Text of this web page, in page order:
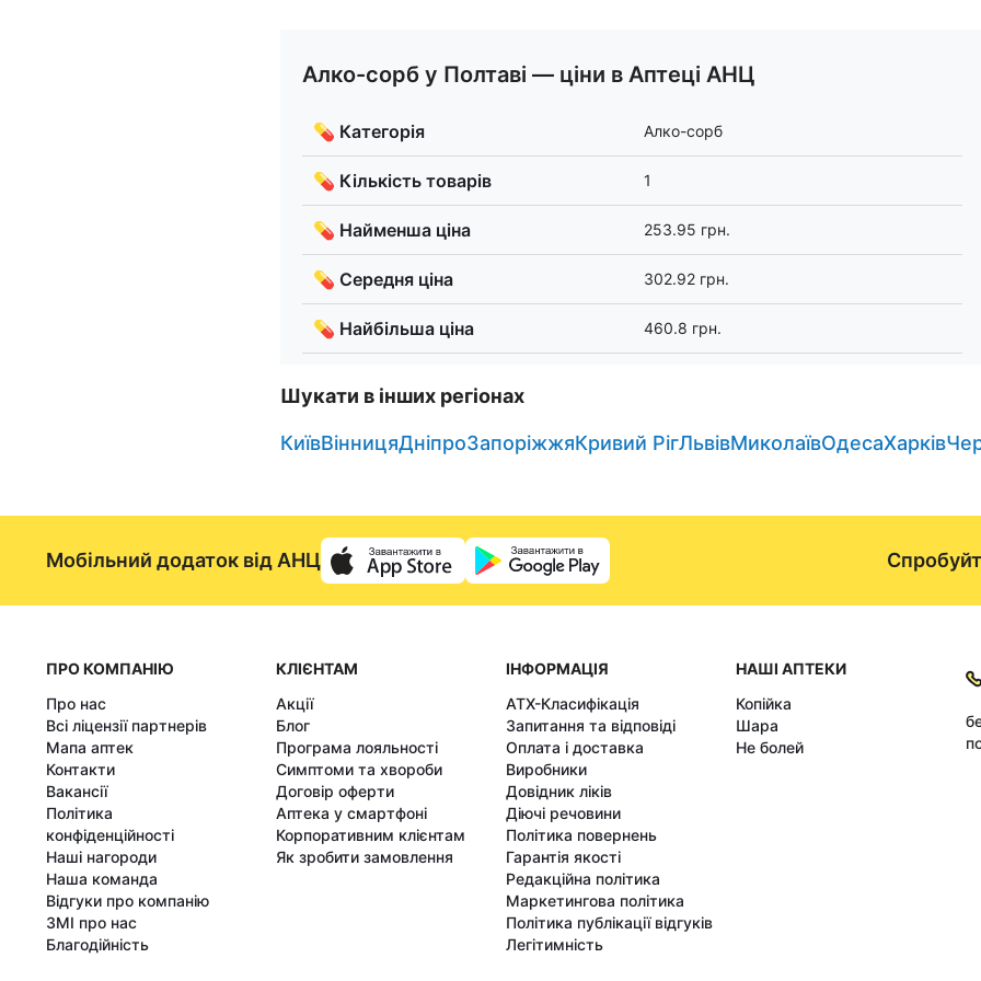
Алко-сорб у Полтаві — ціни в Аптеці АНЦ
💊 Категорія Алко-сорб
💊 Кількість товарів 1
💊 Найменша ціна 253.95 грн.
💊 Середня ціна 302.92 грн.
💊 Найбільша ціна 460.8 грн.
Шукати в інших регіонах
КиївВінницяДніпроЗапоріжжяКривий РігЛьвівМиколаївОдесаХарків
Мобільний додаток від АНЦ
ПРО КОМПАНІЮ
Про нас
Всі ліцензії партнерів
Мапа аптек
Контакти
Вакансії
Політика
конфіденційності
Наші нагороди
Наша команда
Відгуки про компанію
ЗМІ про нас
Благодійність
КЛІЄНТАМ
Акції
Блог
Програма лояльності
Симптоми та хвороби
Договір оферти
Аптека у смартфоні
Корпоративним клієнтам
Як зробити замовлення
ІНФОРМАЦІЯ
АТХ-Класифікація
Запитання та відповіді
Оплата і доставка
Виробники
Довідник ліків
Діючі речовини
Політика повернень
Гарантія якості
Редакційна політика
Маркетингова політика
Політика публікації відгуків
Легітимність
НАШІ АПТЕКИ
Копійка
Шара
Не болей